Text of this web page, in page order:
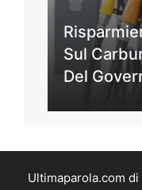
Sul
Del
Ultimaparola.com